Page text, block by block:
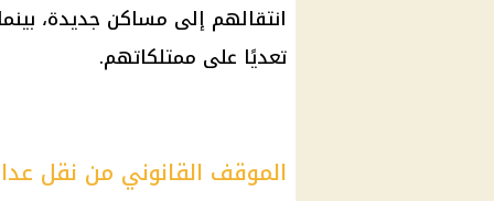
انتقالهم إلى مساكن جديدة،
تعديًا على ممتلكاتهم.
الموقف القانوني من نقل